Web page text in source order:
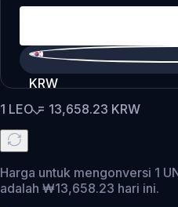
KRW
1 LEO= 13,658.23 KRW
Harga untuk mengonversi 1
adalah ₩13,658.23 hari ini.